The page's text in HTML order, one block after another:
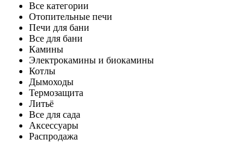
Все категории
Отопительные печи
Печи для бани
Все для бани
Камины
Электрокамины и биокамины
Котлы
Дымоходы
Термозащита
Литьё
Все для сада
Аксессуары
Распродажа